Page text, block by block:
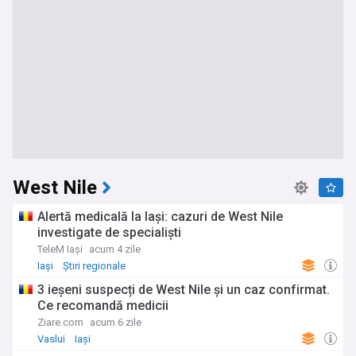
West Nile
Alertă medicală la Iași: cazuri de West Nile
investigate de specialiști
TeleM Iași
acum 4 zile
Iași
Știri regionale
3 ieșeni suspecți de West Nile și un caz confirmat.
Ce recomandă medicii
Ziare.com
acum 6 zile
Vaslui
Iași